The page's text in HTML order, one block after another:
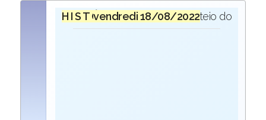
H I S T Ó R I O Q U Epara o sorteio do
vendredi 18/08/2022